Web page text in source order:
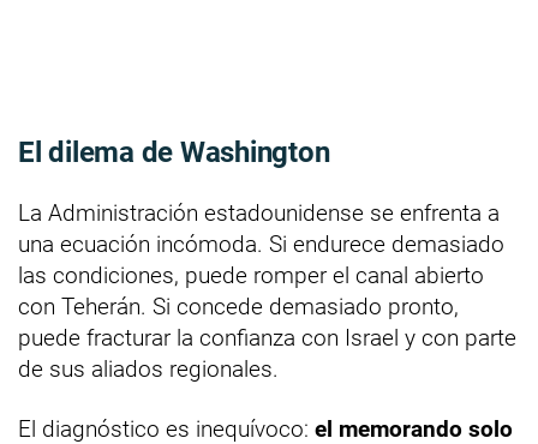
El dilema de Washington
La Administración estadounidense se enfrenta a
una ecuación incómoda. Si endurece demasiado
las condiciones, puede romper el canal abierto
con Teherán. Si concede demasiado pronto,
puede fracturar la confianza con Israel y con parte
de sus aliados regionales.
El diagnóstico es inequívoco: el memorando solo